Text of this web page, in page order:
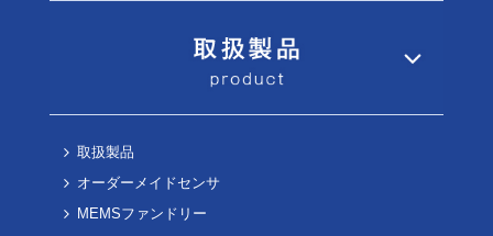
取扱製品
オーダーメイドセンサ
MEMSファンドリー